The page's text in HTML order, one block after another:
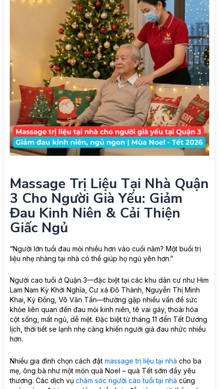
Massage Trị Liệu Tại Nhà Quận
3 Cho Người Già Yếu: Giảm
Đau Kinh Niên & Cải Thiện
Giấc Ngủ
“Người lớn tuổi đau mỏi nhiều hơn vào cuối năm? Một buổi trị
liệu nhẹ nhàng tại nhà có thể giúp họ ngủ yên hơn.”
Người cao tuổi ở Quận 3—đặc biệt tại các khu dân cư như Him
Lam Nam Kỳ Khởi Nghĩa, Cư xá Đô Thành, Nguyễn Thị Minh
Khai, Kỳ Đồng, Võ Văn Tần—thường gặp nhiều vấn đề sức
khỏe liên quan đến đau mỏi kinh niên, tê vai gáy, thoái hóa
cột sống, mất ngủ, dễ mệt. Đặc biệt từ tháng 11 đến Tết Dương
lịch, thời tiết se lạnh nhẹ càng khiến người già đau nhức nhiều
hơn.
Nhiều gia đình chọn cách đặt massage trị liệu tại nhà cho ba
mẹ, ông bà như một món quà Noel – quà Tết sớm đầy yêu
thương. Các dịch vụ chăm sóc người cao tuổi tại nhà cũng